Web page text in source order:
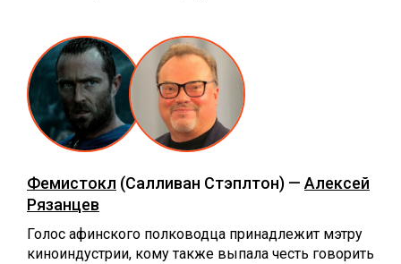
Фемистокл (Салливан Стэплтон) — Алексей
Рязанцев
Голос афинского полководца принадлежит мэтру
киноиндустрии, кому также выпала честь говорить